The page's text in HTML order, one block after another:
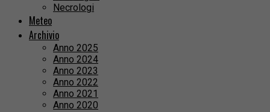
Necrologi
Meteo
Archivio
Anno 2025
Anno 2024
Anno 2023
Anno 2022
Anno 2021
Anno 2020